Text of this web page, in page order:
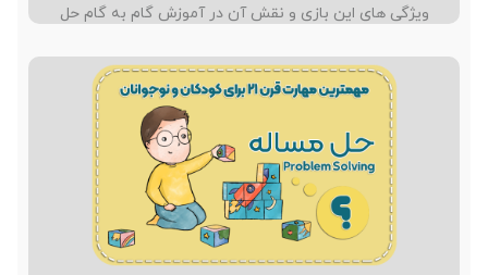
ویژگی های این بازی و نقش آن در آموزش گام به گام حل
مهم است؟ تفکر الگوریتمیک به توانایی شکستن مسئله به
مراحل کوچک‌تر،…